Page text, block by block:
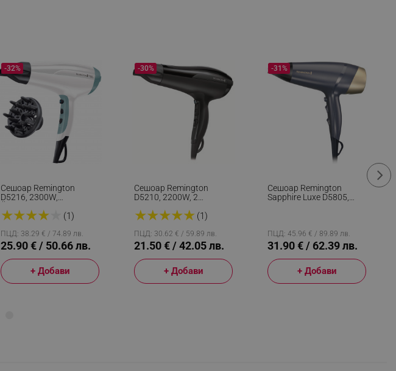
Сешоар Remington
D5216, 2300W,
Скорости, 3 Темп,
Бял
★★★★ ★(1)
-32%
ПЦД: 38.29 € / 74.89 лв.
25.90 € / 50.66 лв.
+ Добави
Сешоар Remington
D5210, 2200W, 2
Температурни
Cool Shot, Черен
★★★★★(1)
-30%
ПЦД: 30.62 € / 59.89 лв.
21.50 € / 42.05 лв.
+ Добави
Сешоар Remington
Sapphire Luxe D5805,
-31%
ПЦД: 45.96 € / 89.89 лв.
31.90 € / 62.39 лв.
+ Добави